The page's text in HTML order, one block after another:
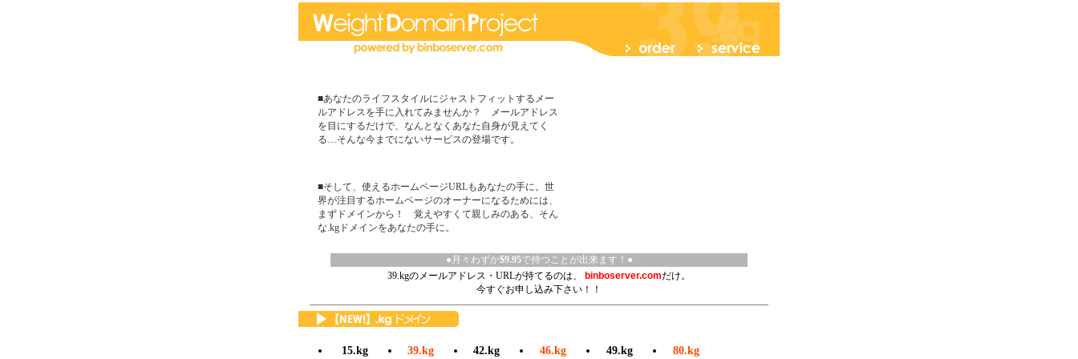
■あなたのライフスタイルにジャストフィットするメー
ルアドレスを手に入れてみませんか？ メールアドレス
を目にするだけで、なんとなくあなた自身が見えてく
る…そんな今までにないサービスの登場です。
■そして、使えるホームページURLもあなたの手に。世
界が注目するホームページのオーナーになるためには、
まずドメインから！ 覚えやすくて親しみのある、そん
な.kgドメインをあなたの手に。
●月々わずか$9.95で持つことが出来ます！●
39.kgのメールアドレス・URLが持てるのは、
binboserver.comだけ。
今すぐお申し込み下さい！！
15.kg
39.kg
42.kg
46.kg
49.kg
80.kg